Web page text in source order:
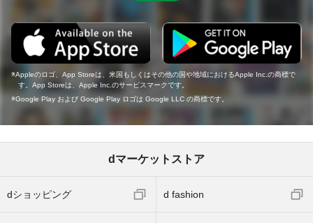
Appleのロゴ、App Storeは、米国もしくはその他の国や地域におけるApple Inc.の商標で
す。App Storeは、Apple Inc.のサービスマークです。
Google Play および Google Play ロゴは Google LLC の商標です。
dマーケットストア
dショッピング d fashion